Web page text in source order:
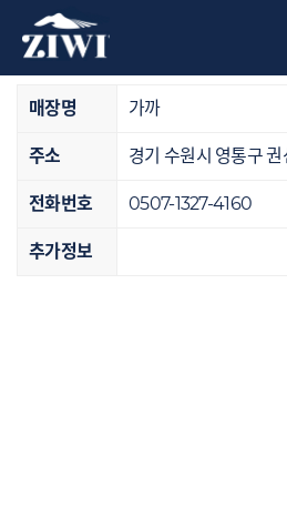
오프라인 매장
매장명 가까
주소 경기 수원시 영통구
전화번호 0507-1327-4160
추가정보